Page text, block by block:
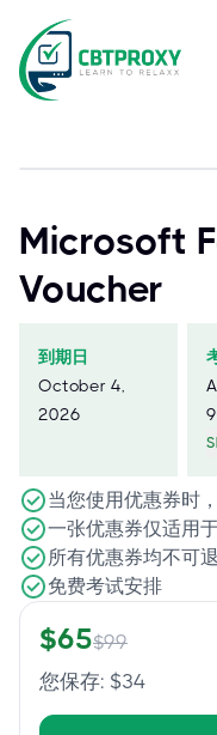
Microsoft
Voucher
到期日
October 4,
2026
当您使用优惠券时
一张优惠券仅适用
所有优惠券均不可
免费考试安排
$65$99
您保存: $34